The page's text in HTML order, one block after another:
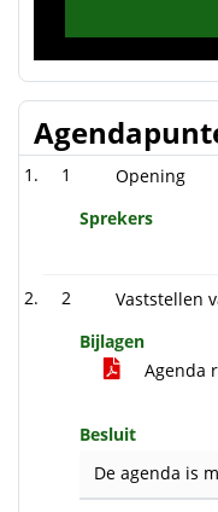
1
Opening
Sprekers
2
Vaststellen
Bijlagen
Agenda
Besluit
De agenda is